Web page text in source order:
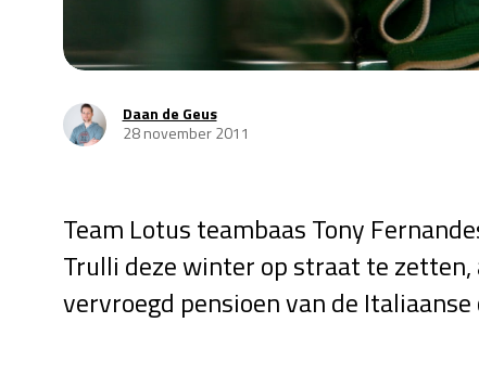
Daan de Geus
28 november 2011
Team Lotus teambaas Tony
Trulli deze winter op straat te
vervroegd pensioen van de